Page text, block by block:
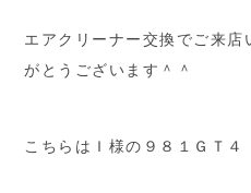
エアクリーナー交換でご来店
がとうございます＾＾
こちらはＩ様の９８１ＧＴ４